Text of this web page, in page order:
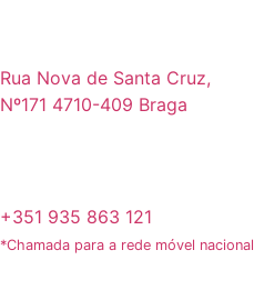
Rua Nova de Santa Cruz,
Nº171 4710-409 Braga
+351 935 863 121
*Chamada para a rede móvel nacional